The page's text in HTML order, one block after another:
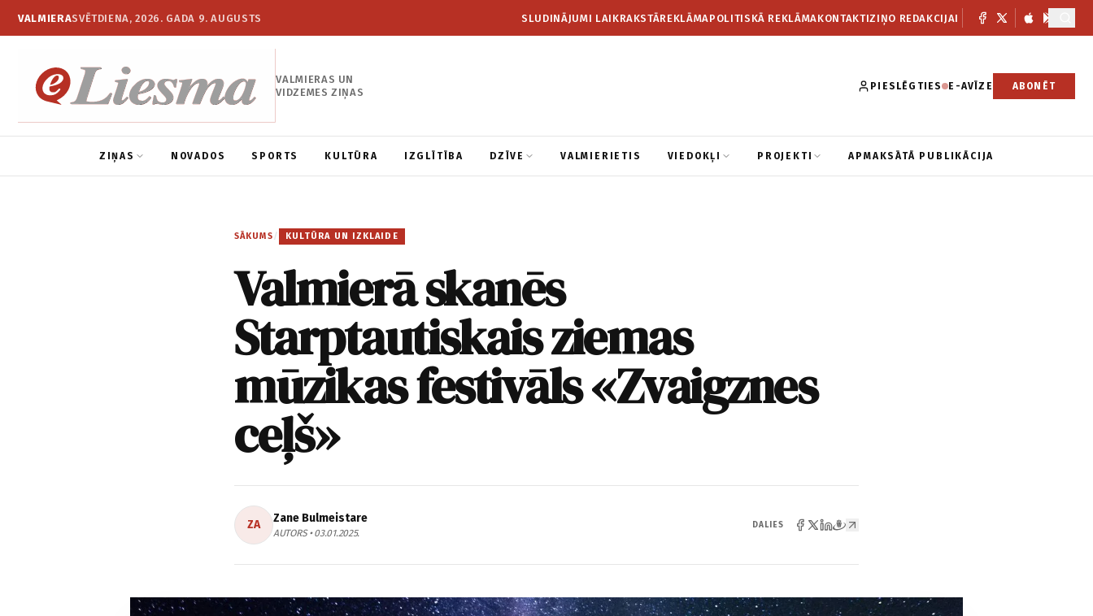
VALMIERASVĒTDIENA, 2026. GADA 9. AUGUSTS SLUDINĀJUMI LAIKRAKSTĀREKLĀMAPOLITISKĀ REKLĀMAKONTAKTIZIŅO REDAKCIJAI
VALMIERAS UN
VIDZEMES ZIŅAS
PIESLĒGTIES E-AVĪZE ABONĒT
ZIŅAS NOVADOS SPORTS KULTŪRA IZGLĪTĪBA DZĪVE VALMIERIETIS VIEDOKĻI PROJEKTI APMAKSĀTĀ PUBLIKĀCIJA
SĀKUMS / KULTŪRA UN IZKLAIDE
Valmierā skanēs
Starptautiskais ziemas
mūzikas festivāls «Zvaigznes
ceļš»
ZA Zane Bulmeistare
AUTORS • 03.01.2025.
DALIES